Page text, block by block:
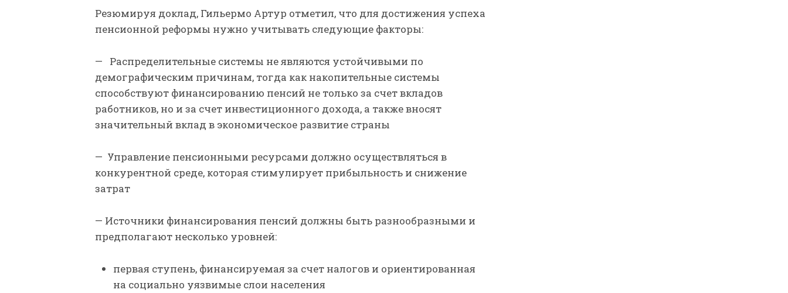
Резюмируя доклад, Гильермо Артур отметил, что для достижения успеха
пенсионной реформы нужно учитывать следующие факторы:
— Распределительные системы не являются устойчивыми по
демографическим причинам, тогда как накопительные системы
способствуют финансированию пенсий не только за счет вкладов
работников, но и за счет инвестиционного дохода, а также вносят
значительный вклад в экономическое развитие страны
— Управление пенсионными ресурсами должно осуществляться в
конкурентной среде, которая стимулирует прибыльность и снижение
затрат
— Источники финансирования пенсий должны быть разнообразными и
предполагают несколько уровней:
первая ступень, финансируемая за счет налогов и ориентированная
на социально уязвимые слои населения